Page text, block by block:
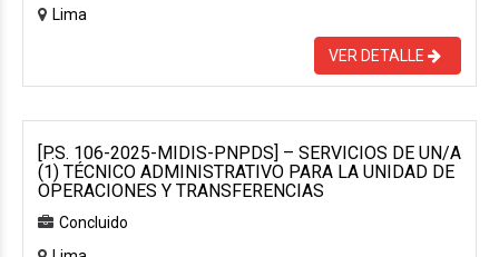
Lima
VER DETALLE
[P.S. 106-2025-MIDIS-PNPDS] – SERVICIOS DE UN/A
(1) TÉCNICO ADMINISTRATIVO PARA LA UNIDAD DE
OPERACIONES Y TRANSFERENCIAS
Concluido